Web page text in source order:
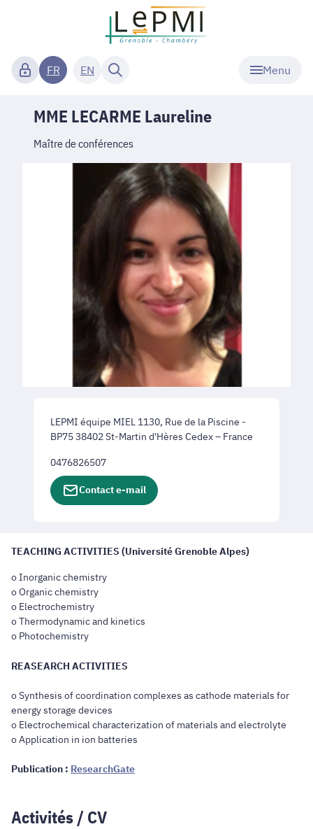
Menu
FR EN
MME LECARME Laureline
Maître de conférences
LEPMI équipe MIEL 1130, Rue de la Piscine -
BP75 38402 St-Martin d'Hères Cedex – France
0476826507
Contact e-mail
TEACHING ACTIVITIES (Université Grenoble Alpes)
o Inorganic chemistry
o Organic chemistry
o Electrochemistry
o Thermodynamic and kinetics
o Photochemistry
REASEARCH ACTIVITIES
o Synthesis of coordination complexes as cathode materials for
energy storage devices
o Electrochemical characterization of materials and electrolyte
o Application in ion batteries
Publication : ResearchGate
Activités / CV